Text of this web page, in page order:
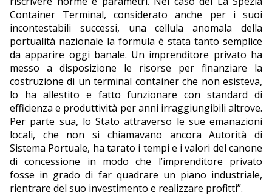
Container Terminal, considerato anche per i suoi
incontestabili successi, una cellula anomala della
portualità nazionale la formula è stata tanto semplice
da apparire oggi banale. Un imprenditore privato ha
messo a disposizione le risorse per finanziare la
costruzione di un terminal container che non esisteva,
lo ha allestito e fatto funzionare con standard di
efficienza e produttività per anni irraggiungibili altrove.
Per parte sua, lo Stato attraverso le sue emanazioni
locali, che non si chiamavano ancora Autorità di
Sistema Portuale, ha tarato i tempi e i valori del canone
di concessione in modo che l’imprenditore privato
fosse in grado di far quadrare un piano industriale,
rientrare del suo investimento e realizzare profitti”.